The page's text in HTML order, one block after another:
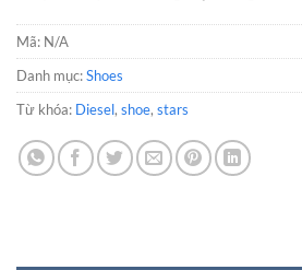
Mã: N/A
Danh mục:Shoes
Từ khóa: Diesel, shoe, stars